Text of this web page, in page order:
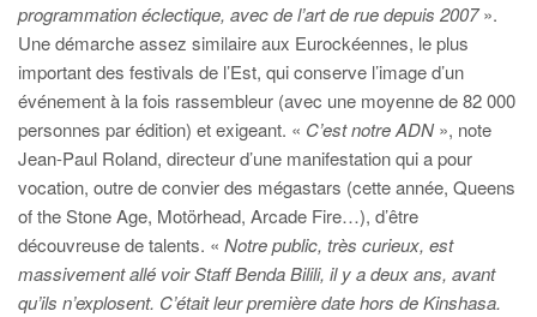
programmation éclectique, avec de l’art de rue depuis 2007».
Une démarche assez similaire aux Eurockéennes, le plus
important des festivals de l’Est, qui conserve l’image d’un
événement à la fois rassembleur (avec une moyenne de 82 000
personnes par édition) et exigeant. « C’est notre ADN», note
Jean-Paul Roland, directeur d’une manifestation qui a pour
vocation, outre de convier des mégastars (cette année, Queens
of the Stone Age, Motörhead, Arcade Fire…), d’être
découvreuse de talents. « Notre public, très curieux, est
massivement allé voir Staff Benda Bilili, il y a deux ans, avant
qu’ils n’explosent. C’était leur première date hors de Kinshasa.